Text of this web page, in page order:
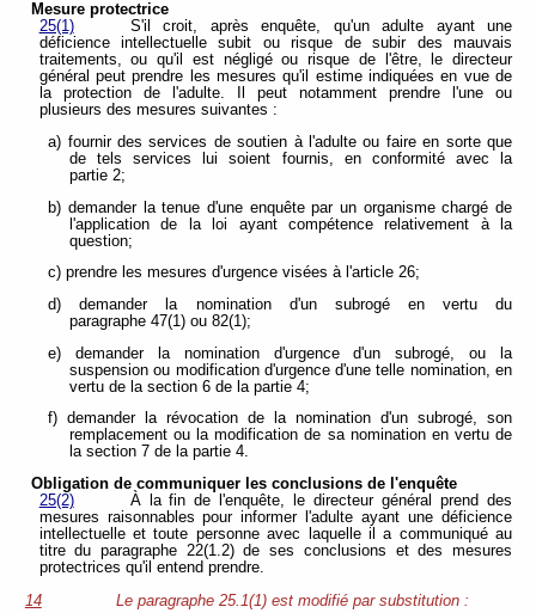
Mesure protectrice
25(1)
S'il croit, après enquête, qu'un adulte ayant une
déficience intellectuelle subit ou risque de subir des mauvais
traitements, ou qu'il est négligé ou risque de l'être, le directeur
général peut prendre les mesures qu'il estime indiquées en vue de
la protection de l'adulte. Il peut notamment prendre l'une ou
plusieurs des mesures suivantes :
a) fournir des services de soutien à l'adulte ou faire en sorte que
de tels services lui soient fournis, en conformité avec la
partie 2;
b) demander la tenue d'une enquête par un organisme chargé de
l'application de la loi ayant compétence relativement à la
question;
c) prendre les mesures d'urgence visées à l'article 26;
d) demander la nomination d'un subrogé en vertu du
paragraphe 47(1) ou 82(1);
e) demander la nomination d'urgence d'un subrogé, ou la
suspension ou modification d'urgence d'une telle nomination, en
vertu de la section 6 de la partie 4;
f) demander la révocation de la nomination d'un subrogé, son
remplacement ou la modification de sa nomination en vertu de
la section 7 de la partie 4.
Obligation de communiquer les conclusions de l'enquête
25(2)
À la fin de l'enquête, le directeur général prend des
mesures raisonnables pour informer l'adulte ayant une déficience
intellectuelle et toute personne avec laquelle il a communiqué au
titre du paragraphe 22(1.2) de ses conclusions et des mesures
protectrices qu'il entend prendre.
14
Le paragraphe 25.1(1) est modifié par substitution :